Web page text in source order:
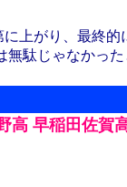
上がり、最終的
無駄じゃなかっ
高 早稲田佐賀